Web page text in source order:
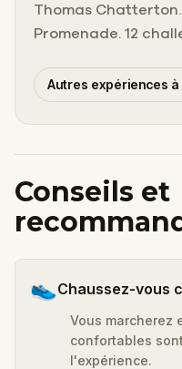
Thomas Chatterton.
Promenade. 12
Autres expériences à
Conseils et
👟Chaussez-vous
Vous marcherez
confortables
l'expérience.